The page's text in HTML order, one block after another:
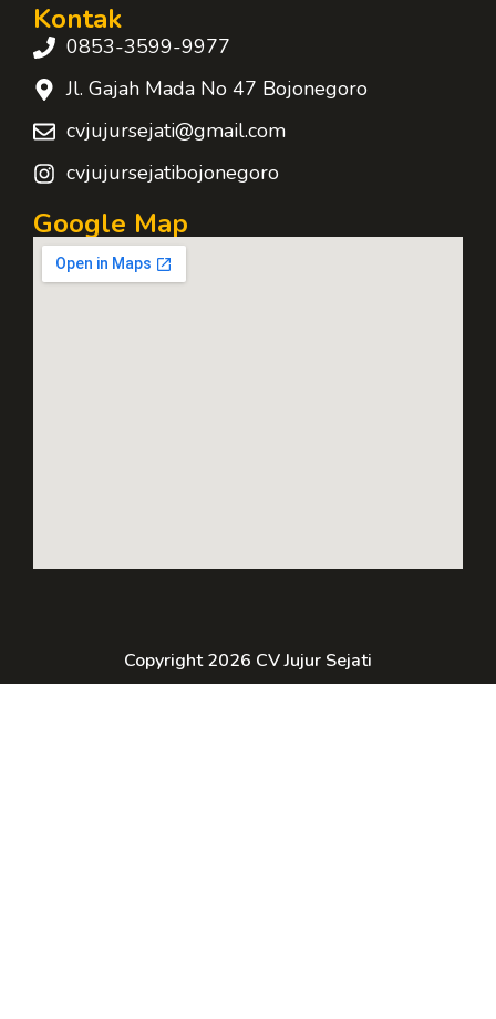
Kontak
0853-3599-9977
Jl. Gajah Mada No 47 Bojonegoro
cvjujursejati@gmail.com
cvjujursejatibojonegoro
Google Map
Copyright 2026 CV Jujur Sejati